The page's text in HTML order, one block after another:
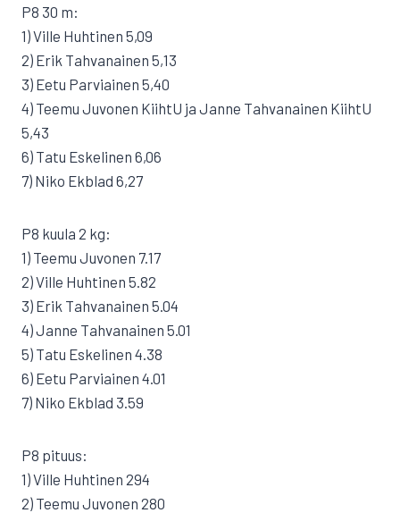
P8 30 m:
1) Ville Huhtinen 5,09
2) Erik Tahvanainen 5,13
3) Eetu Parviainen 5,40
4) Teemu Juvonen KiihtU ja Janne Tahvanainen KiihtU
5,43
6) Tatu Eskelinen 6,06
7) Niko Ekblad 6,27
P8 kuula 2 kg:
1) Teemu Juvonen 7.17
2) Ville Huhtinen 5.82
3) Erik Tahvanainen 5.04
4) Janne Tahvanainen 5.01
5) Tatu Eskelinen 4.38
6) Eetu Parviainen 4.01
7) Niko Ekblad 3.59
P8 pituus:
1) Ville Huhtinen 294
2) Teemu Juvonen 280